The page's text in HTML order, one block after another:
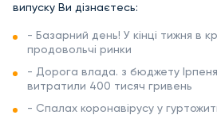
випуску Ви дізнаєтесь:
- Базарний день! У кінці тижня в
продовольчі ринки
- Дорога влада. з бюджету
витратили 400 тисяч гривень
- Спалах коронавірусу у